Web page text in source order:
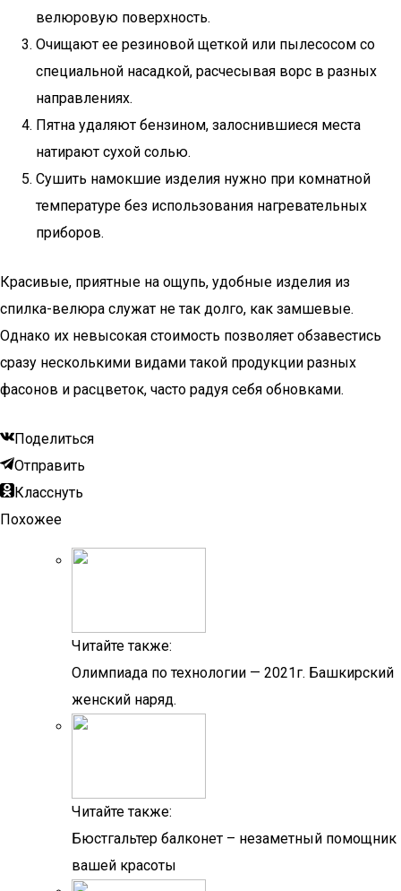
велюровую поверхность.
Очищают ее резиновой щеткой или пылесосом со
специальной насадкой, расчесывая ворс в разных
направлениях.
Пятна удаляют бензином, залоснившиеся места
натирают сухой солью.
Сушить намокшие изделия нужно при комнатной
температуре без использования нагревательных
приборов.
Красивые, приятные на ощупь, удобные изделия из
спилка-велюра служат не так долго, как замшевые.
Однако их невысокая стоимость позволяет обзавестись
сразу несколькими видами такой продукции разных
фасонов и расцветок, часто радуя себя обновками.
Поделиться
Отправить
Класснуть
Похожее
Читайте также:
Олимпиада по технологии — 2021г. Башкирский
женский наряд.
Читайте также:
Бюстгальтер балконет – незаметный помощник
вашей красоты